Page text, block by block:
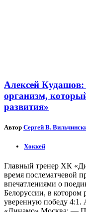
Алексей
организм,
развития»
Автор Сергей В.
Хоккей
Главный тренер ХК
время послематчевой
впечатлениями о
Белоруссии, в котором
уверенную победу 4:1.